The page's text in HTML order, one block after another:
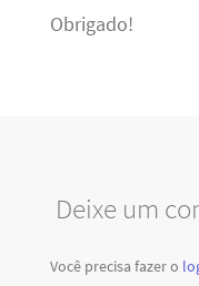
Obrigado!
Deixe um
Você precisa fazer o